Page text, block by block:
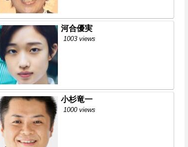
河合優実
1003 views
小杉竜一
1000 views